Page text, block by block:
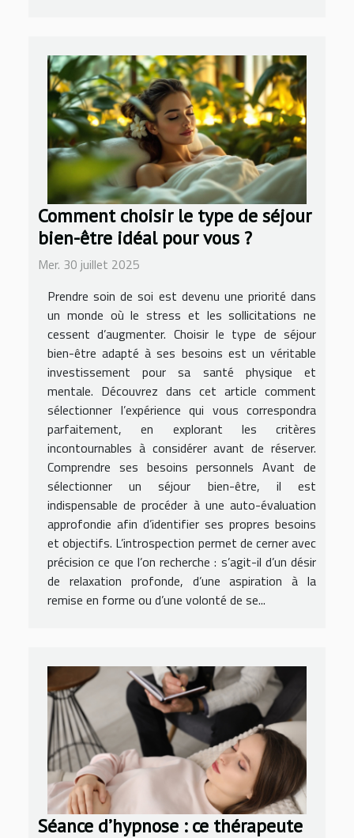
Comment choisir le type de séjour
bien-être idéal pour vous ?
Mer. 30 juillet 2025
Prendre soin de soi est devenu une priorité dans
un monde où le stress et les sollicitations ne
cessent d’augmenter. Choisir le type de séjour
bien-être adapté à ses besoins est un véritable
investissement pour sa santé physique et
mentale. Découvrez dans cet article comment
sélectionner l’expérience qui vous correspondra
parfaitement, en explorant les critères
incontournables à considérer avant de réserver.
Comprendre ses besoins personnels Avant de
sélectionner un séjour bien-être, il est
indispensable de procéder à une auto-évaluation
approfondie afin d’identifier ses propres besoins
et objectifs. L’introspection permet de cerner avec
précision ce que l’on recherche : s’agit-il d’un désir
de relaxation profonde, d’une aspiration à la
remise en forme ou d’une volonté de se...
Séance d’hypnose : ce thérapeute